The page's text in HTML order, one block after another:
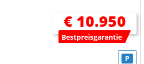
€ 10.950
Bestpreisgarantie
P